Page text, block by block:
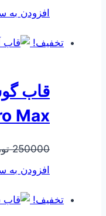
افزودن به
تخفیف!
قاب
Max
250000
افزودن به
تخفیف!